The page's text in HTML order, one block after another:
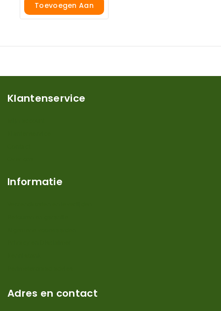
Toevoegen Aan
Winkelwagen
Klantenservice
Informatie
Adres en contact